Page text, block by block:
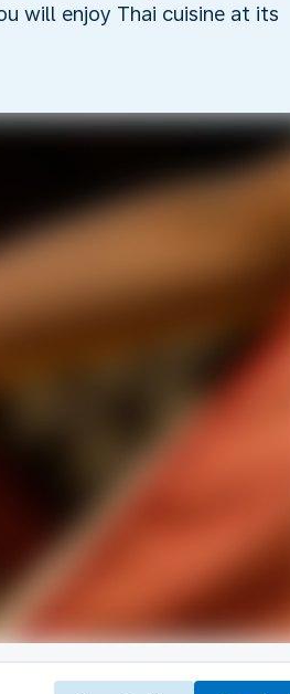
will enjoy Thai cuisine at its